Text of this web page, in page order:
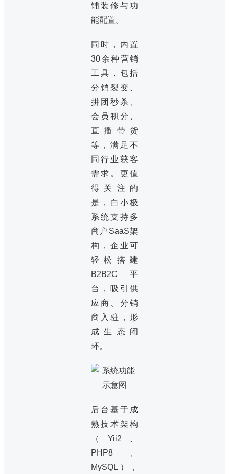
铺装修与功
能配置。
同时，内置
30余种营销
工具，包括
分销裂变、
拼团秒杀、
会员积分、
直播带货
等，满足不
同行业获客
需求。更值
得关注的
是，白小极
系统支持多
商户SaaS架
构，企业可
轻松搭建
B2B2C平
台，吸引供
应商、分销
商入驻，形
成生态闭
环。
后台基于成
熟技术架构
（Yii2、
PHP8、
MySQL），